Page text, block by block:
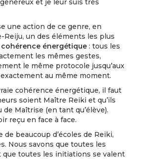
généreux et je leur suis très
une action de ce genre, en
Reiju, un des éléments les plus
cohérence énergétique : tous les
les mêmes gestes,
le même protocole jusqu’aux
au même moment.
cohérence énergétique, il faut
soient Maître Reiki et qu’ils
Maîtrise (en tant qu’élève).
reçu en face à face.
de beaucoup d’écoles de Reiki,
Nous savons que toutes les
que toutes les initiations se valent